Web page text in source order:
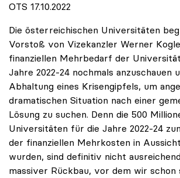
OTS 17.10.2022
Die österreichischen Universitäten
Vorstoß von Vizekanzler Werner
finanziellen Mehrbedarf der
Jahre 2022-24 nochmals anzuschauen
Abhaltung eines Krisengipfels, um
dramatischen Situation nach einer
Lösung zu suchen. Denn die 500
Universitäten für die Jahre 2022-24
der finanziellen Mehrkosten in
wurden, sind definitiv nicht
massiver Rückbau, vor dem wir schon